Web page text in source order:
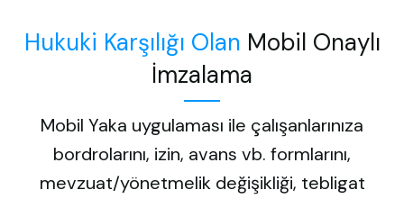
Hukuki Karşılığı Olan Mobil Onaylı
İmzalama
Mobil Yaka uygulaması ile çalışanlarınıza
bordrolarını, izin, avans vb. formlarını,
mevzuat/yönetmelik değişikliği, tebligat